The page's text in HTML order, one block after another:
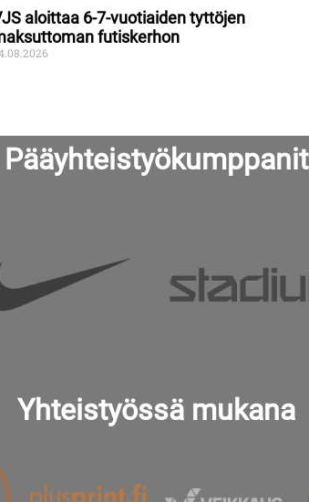
aloittaa 6-7-vuotiaiden tyttöjen
futiskerhon
Pääyhteistyökumppanit
Yhteistyössä mukana